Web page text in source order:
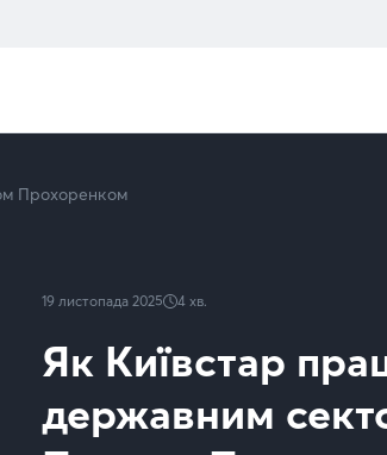
Прохоренком
19 листопада 2025 4 хв.
Як Київстар
державним
Hub